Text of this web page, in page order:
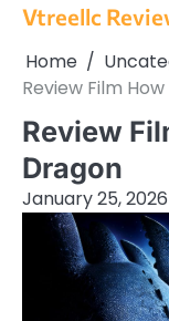
Skip
content
Vtreellc
Home
Review Film
Review
Dragon
January 25, 2026